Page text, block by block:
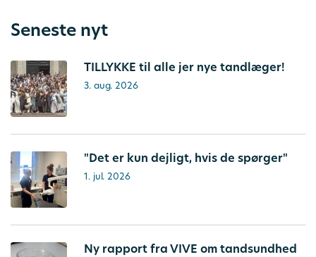
Seneste nyt
TILLYKKE til alle jer nye tandlæger!
3. aug. 2026
"Det er kun dejligt, hvis de spørger"
1. jul. 2026
Ny rapport fra VIVE om tandsundhed